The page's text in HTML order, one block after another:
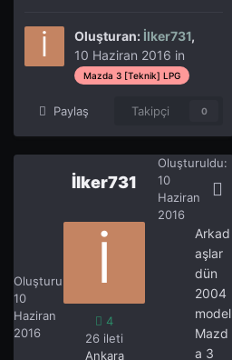
Oluşturan: İlker731,
10 Haziran 2016 in
Mazda 3 [Teknik] LPG
Paylaş Takipçi 0
Oluşturuldu:
10
Haziran
2016
İlker731
4
26 ileti
Ankara
Oluşturuldu:
10
Haziran
2016
Arkad
aşlar
dün
2004
model
Mazd
a 3